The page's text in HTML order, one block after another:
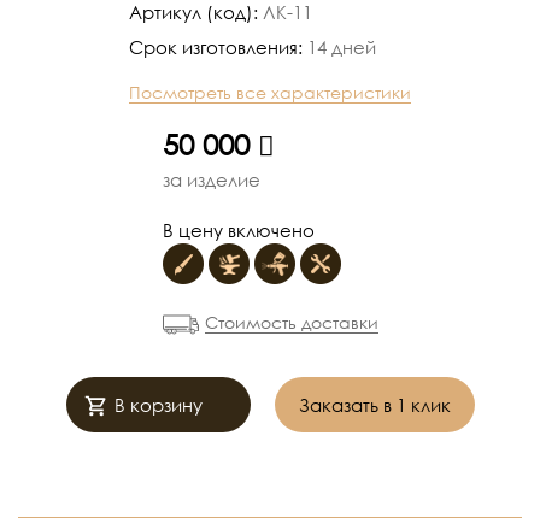
Артикул (код): ЛК-11
Срок изготовления: 14 дней
Посмотреть все характеристики
50 000
руб.
за изделие
В цену включено
Стоимость доставки
В корзину Заказать в 1 клик